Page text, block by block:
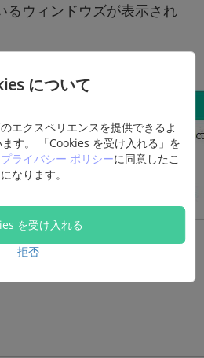
るウィンドウズが表示され
について
エクスペリエンスを提供できるよ
す。 「Cookies を受け入れる」を
プライバシー ポリシーに同意したこ
なります。
を受け入れる
拒否